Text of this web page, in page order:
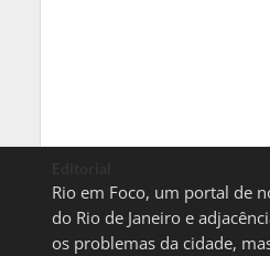
Rio em Foco, um portal de
do Rio de Janeiro e
os problemas da cidade,